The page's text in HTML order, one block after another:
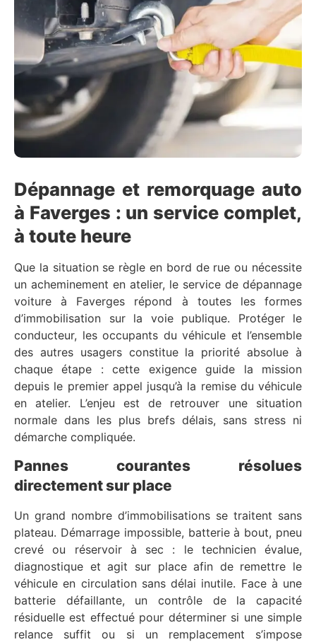
Dépannage et remorquage auto
à Faverges : un service complet,
à toute heure
Que la situation se règle en bord de rue ou nécessite
un acheminement en atelier, le service de dépannage
voiture à Faverges répond à toutes les formes
d’immobilisation sur la voie publique. Protéger le
conducteur, les occupants du véhicule et l’ensemble
des autres usagers constitue la priorité absolue à
chaque étape : cette exigence guide la mission
depuis le premier appel jusqu’à la remise du véhicule
en atelier. L’enjeu est de retrouver une situation
normale dans les plus brefs délais, sans stress ni
démarche compliquée.
Pannes courantes résolues
directement sur place
Un grand nombre d’immobilisations se traitent sans
plateau. Démarrage impossible, batterie à bout, pneu
crevé ou réservoir à sec : le technicien évalue,
diagnostique et agit sur place afin de remettre le
véhicule en circulation sans délai inutile. Face à une
batterie défaillante, un contrôle de la capacité
résiduelle est effectué pour déterminer si une simple
relance suffit ou si un remplacement s’impose